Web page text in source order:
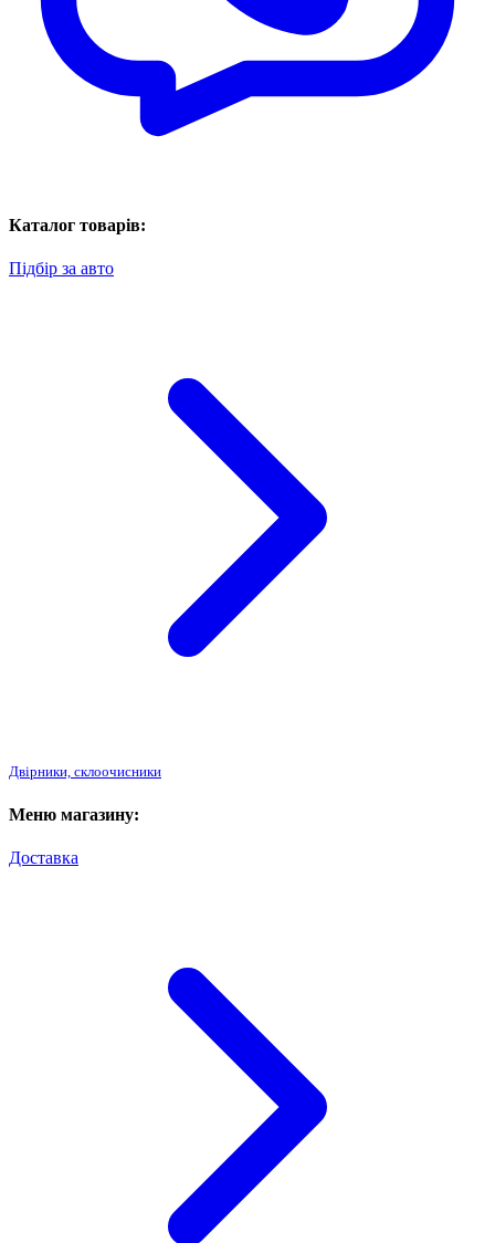
Каталог товарів:
Підбір за авто
Двірники, склоочисники
Меню магазину:
Доставка